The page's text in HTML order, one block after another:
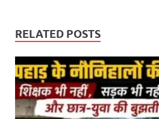
o
k
RELATED POSTS